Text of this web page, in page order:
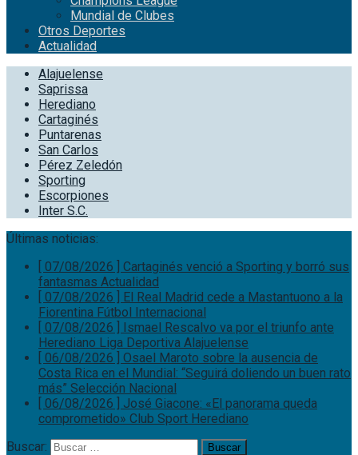
Mundial de Clubes
Otros Deportes
Actualidad
Alajuelense
Saprissa
Herediano
Cartaginés
Puntarenas
San Carlos
Pérez Zeledón
Sporting
Escorpiones
Inter S.C.
Últimas noticias:
[ 07/08/2026 ] Cartaginés venció a Sporting y borró sus
fantasmas Actualidad
[ 07/08/2026 ] El Real Madrid cede a Mastantuono a la
Fiorentina Fútbol Internacional
[ 07/08/2026 ] Ismael Rescalvo va por el triunfo ante
Herediano Liga Deportiva Alajuelense
[ 06/08/2026 ] Osael Maroto sobre la ausencia de
Costa Rica en el Mundial: “Seguirá doliendo un buen rato
más” Selección Nacional
[ 06/08/2026 ] José Giacone: «El panorama queda
comprometido» Club Sport Herediano
Buscar: